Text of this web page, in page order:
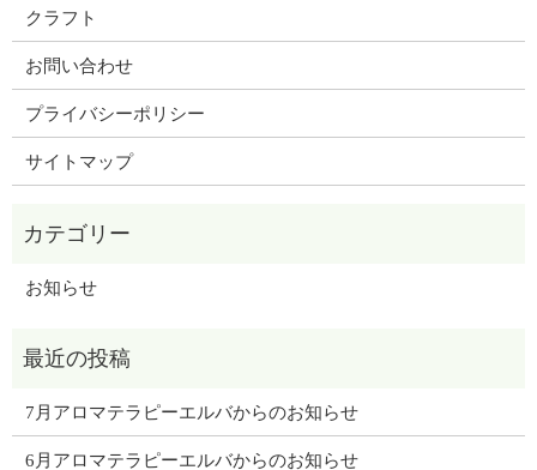
クラフト
お問い合わせ
プライバシーポリシー
サイトマップ
お知らせ
7月アロマテラピーエルバからのお知らせ
6月アロマテラピーエルバからのお知らせ